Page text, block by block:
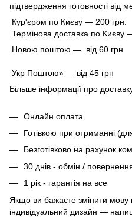
підтвердження готовності від
Кур'єром по Києву — 200 грн.
Термінова доставка по Києву
Новою поштою — від 60 грн
Укр Поштою» — від 45 грн
Більше інформації про
Онлайн оплата
Готівкою при отриманні
Безготівково на рахунок
30 днів - обмін /
1 рік - гарантія на все
Якщо ви бажаєте змінити мову
індивідуальний дизайн —